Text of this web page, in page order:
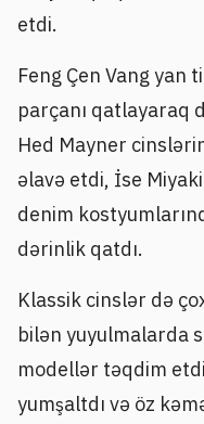
etdi.
Feng Çen Vang yan
parçanı qatlayaraq
Hed Mayner
əlavə etdi, İse
denim
dərinlik qatdı.
Klassik cinslər də
bilən yuyulmalarda
modellər təqdim
yumşaltdı və öz